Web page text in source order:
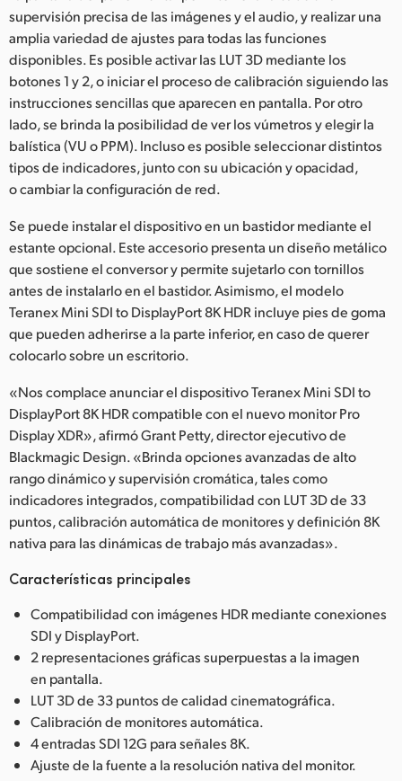
supervisión precisa de las imágenes y el audio, y realizar una
amplia variedad de ajustes para todas las funciones
disponibles. Es posible activar las LUT 3D mediante los
botones 1 y 2, o iniciar el proceso de calibración siguiendo las
instrucciones sencillas que aparecen en pantalla. Por otro
lado, se brinda la posibilidad de ver los vúmetros y elegir la
balística (VU o PPM). Incluso es posible seleccionar distintos
tipos de indicadores, junto con su ubicación y opacidad,
o cambiar la configuración de red.
Se puede instalar el dispositivo en un bastidor mediante el
estante opcional. Este accesorio presenta un diseño metálico
que sostiene el conversor y permite sujetarlo con tornillos
antes de instalarlo en el bastidor. Asimismo, el modelo
Teranex Mini SDI to DisplayPort 8K HDR incluye pies de goma
que pueden adherirse a la parte inferior, en caso de querer
colocarlo sobre un escritorio.
«Nos complace anunciar el dispositivo Teranex Mini SDI to
DisplayPort 8K HDR compatible con el nuevo monitor Pro
Display XDR», afirmó Grant Petty, director ejecutivo de
Blackmagic Design. «Brinda opciones avanzadas de alto
rango dinámico y supervisión cromática, tales como
indicadores integrados, compatibilidad con LUT 3D de 33
puntos, calibración automática de monitores y definición 8K
nativa para las dinámicas de trabajo más avanzadas».
Características principales
Compatibilidad con imágenes HDR mediante conexiones
SDI y DisplayPort.
2 representaciones gráficas superpuestas a la imagen
en pantalla.
LUT 3D de 33 puntos de calidad cinematográfica.
Calibración de monitores automática.
4 entradas SDI 12G para señales 8K.
Ajuste de la fuente a la resolución nativa del monitor.